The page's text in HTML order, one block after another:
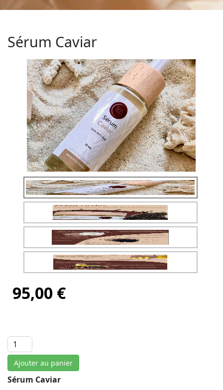
Sérum Caviar
95,00 €
Ajouter au panier
Sérum Caviar